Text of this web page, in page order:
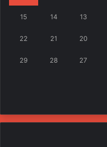
13
14
15
20
21
22
27
28
29